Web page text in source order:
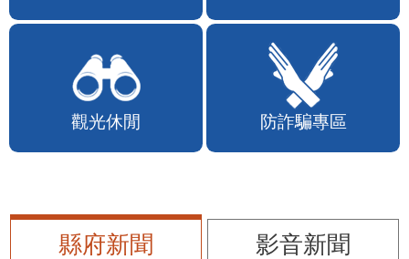
觀光休閒 防詐騙專區
縣府新聞
影音新聞